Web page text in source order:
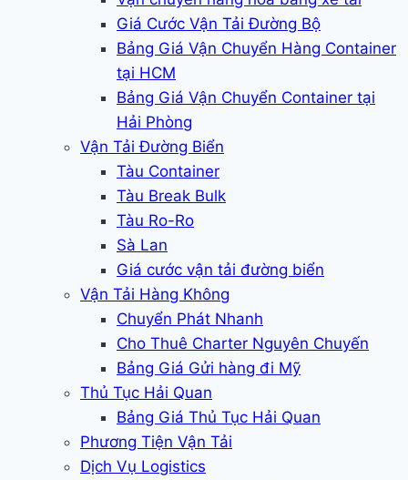
Giá Cước Vận Tải Đường Bộ
Bảng Giá Vận Chuyển Hàng Container
tại HCM
Bảng Giá Vận Chuyển Container tại
Hải Phòng
Vận Tải Đường Biển
Tàu Container
Tàu Break Bulk
Tàu Ro-Ro
Sà Lan
Giá cước vận tải đường biển
Vận Tải Hàng Không
Chuyển Phát Nhanh
Cho Thuê Charter Nguyên Chuyến
Bảng Giá Gửi hàng đi Mỹ
Thủ Tục Hải Quan
Bảng Giá Thủ Tục Hải Quan
Phương Tiện Vận Tải
Dịch Vụ Logistics